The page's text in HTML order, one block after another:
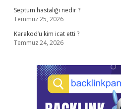
Septum hastalığı nedir ?
Temmuz 25, 2026
Karekod’u kim icat etti ?
Temmuz 24, 2026